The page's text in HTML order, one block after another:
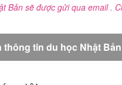
Bản sẽ được gửi qua email .